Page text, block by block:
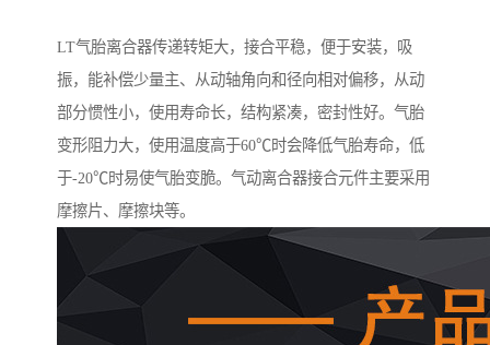
LT气胎离合器传递转矩大，接合平稳，便于安装，吸
振，能补偿少量主、从动轴角向和径向相对偏移，从动
部分惯性小，使用寿命长，结构紧凑，密封性好。气胎
变形阻力大，使用温度高于60℃时会降低气胎寿命，低
于-20℃时易使气胎变脆。气动离合器接合元件主要采用
摩擦片、摩擦块等。